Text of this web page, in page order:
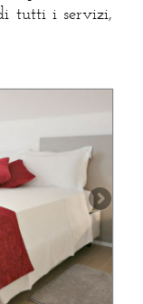
tutti i servizi,